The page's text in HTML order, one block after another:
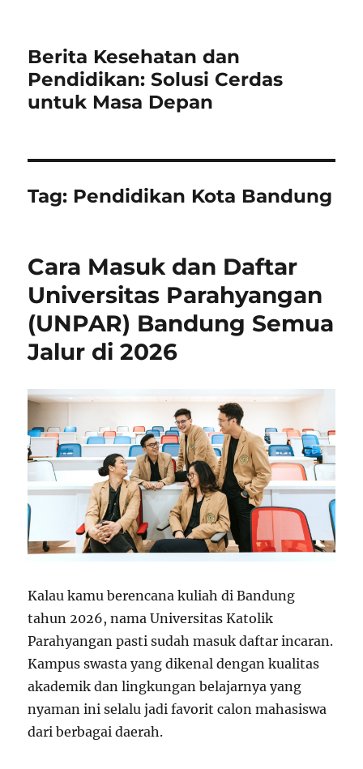
Berita Kesehatan dan
Pendidikan: Solusi Cerdas
untuk Masa Depan
Tag: Pendidikan Kota Bandung
Cara Masuk dan Daftar
Universitas Parahyangan
(UNPAR) Bandung Semua
Jalur di 2026
Kalau kamu berencana kuliah di Bandung
tahun 2026, nama Universitas Katolik
Parahyangan pasti sudah masuk daftar incaran.
Kampus swasta yang dikenal dengan kualitas
akademik dan lingkungan belajarnya yang
nyaman ini selalu jadi favorit calon mahasiswa
dari berbagai daerah.